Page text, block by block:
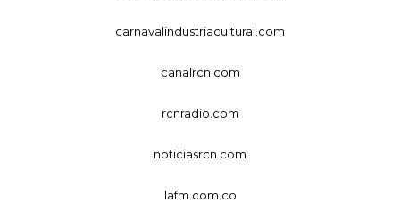
carnavalindustriacultural.com
canalrcn.com
rcnradio.com
noticiasrcn.com
lafm.com.co